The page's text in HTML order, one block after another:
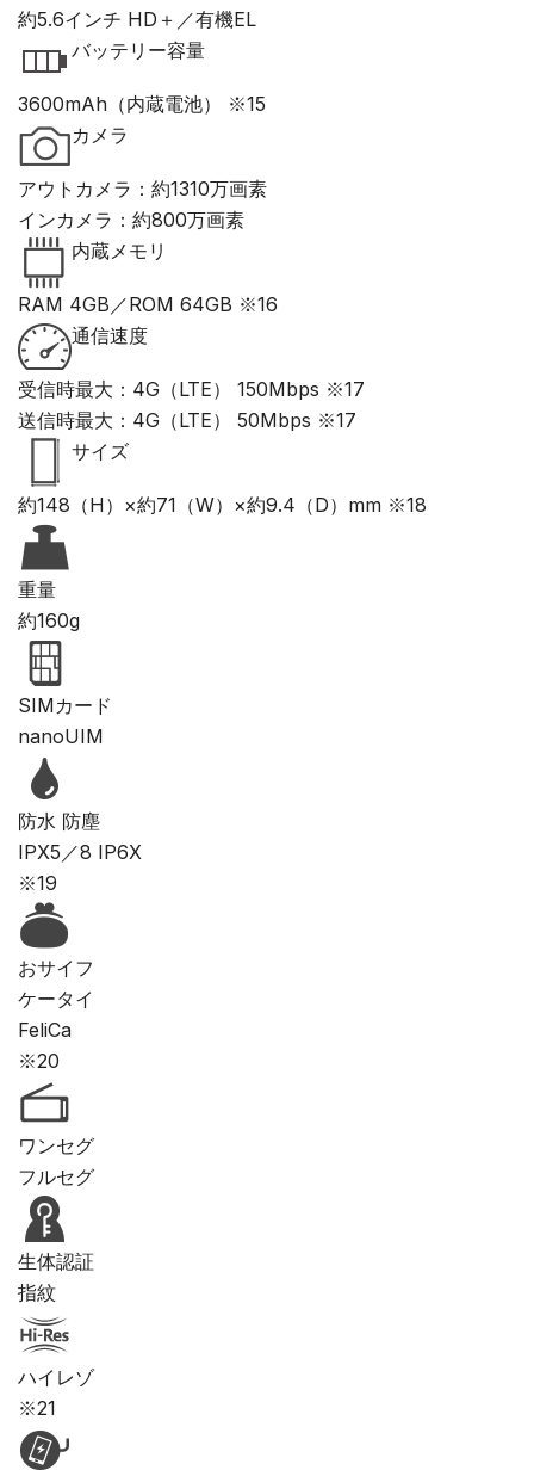
約5.6インチ HD＋／有機EL
バッテリー容量
3600mAh（内蔵電池） ※15
カメラ
アウトカメラ：約1310万画素
インカメラ：約800万画素
内蔵メモリ
RAM 4GB／ROM 64GB ※16
通信速度
受信時最大：4G（LTE） 150Mbps ※17
送信時最大：4G（LTE） 50Mbps ※17
サイズ
約148（H）×約71（W）×約9.4（D）mm ※18
重量
約160g
SIMカード
nanoUIM
防水 防塵
IPX5／8 IP6X
※19
おサイフ
ケータイ
FeliCa
※20
ワンセグ
フルセグ
生体認証
指紋
ハイレゾ
※21